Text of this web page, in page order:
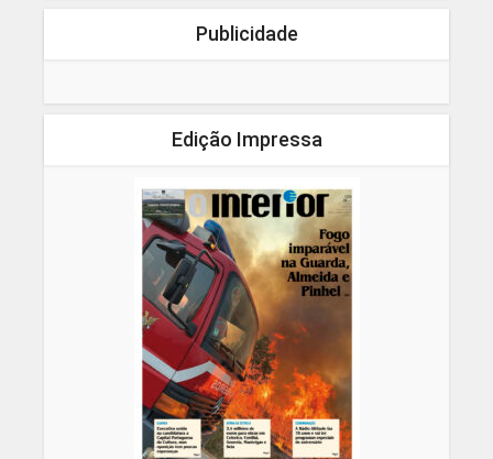
Publicidade
Edição Impressa